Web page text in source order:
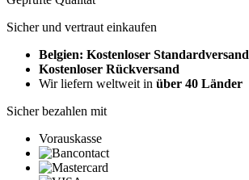
Sicher und vertraut einkaufen
Belgien: Kostenloser Standardversand
Kostenloser Rückversand
Wir liefern weltweit in über 40 Länder
Sicher bezahlen mit
Vorauskasse